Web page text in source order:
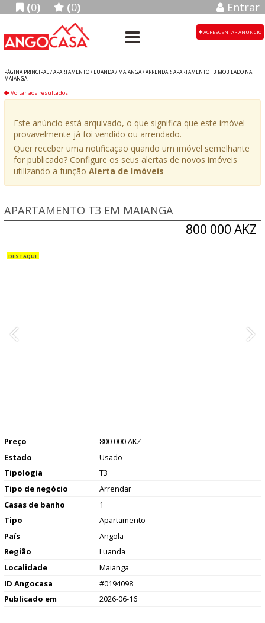
(0) (0) Entrar
ACRESCENTAR ANÚNCIO
PÁGINA PRINCIPAL /APARTAMENTO/ LUANDA/ MAIANGA/ARRENDAR: APARTAMENTO T3 MOBILADO NA
MAIANGA
Voltar aos resultados
Este anúncio está arquivado, o que significa que este imóvel
provavelmente já foi vendido ou arrendado.
Quer receber uma notificação quando um imóvel semelhante
for publicado? Configure os seus alertas de novos imóveis
utilizando a função Alerta de Imóveis
800 000 AKZ
APARTAMENTO T3 EM MAIANGA
Preço
800 000 AKZ
Estado
Usado
Tipologia
T3
Tipo de negócio
Arrendar
Casas de banho
1
Tipo
Apartamento
País
Angola
Região
Luanda
Localidade
Maianga
ID Angocasa
#0194098
Publicado em
2026-06-16